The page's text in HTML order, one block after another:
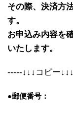
その際、決済方
す。
お申込み内容を
いたします。
-----↓↓↓コピー
●郵便番号：